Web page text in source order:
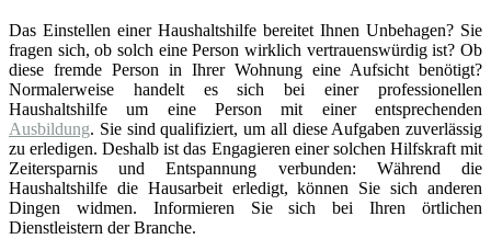
Das Einstellen einer Haushaltshilfe bereitet Ihnen Unbehagen? Sie
fragen sich, ob solch eine Person wirklich vertrauenswürdig ist? Ob
diese fremde Person in Ihrer Wohnung eine Aufsicht benötigt?
Normalerweise handelt es sich bei einer professionellen
Haushaltshilfe um eine Person mit einer entsprechenden
Ausbildung. Sie sind qualifiziert, um all diese Aufgaben zuverlässig
zu erledigen. Deshalb ist das Engagieren einer solchen Hilfskraft mit
Zeitersparnis und Entspannung verbunden: Während die
Haushaltshilfe die Hausarbeit erledigt, können Sie sich anderen
Dingen widmen. Informieren Sie sich bei Ihren örtlichen
Dienstleistern der Branche.